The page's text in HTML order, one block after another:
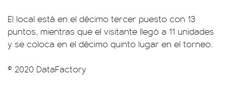
El local está en el décimo tercer puesto con 13
puntos, mientras que el visitante llegó a 11 unidades
y se coloca en el décimo quinto lugar en el torneo.
© 2020 DataFactory